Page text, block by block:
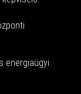
energiaügyi